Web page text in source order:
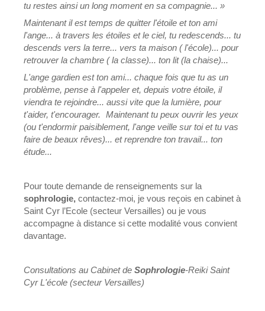
tu restes ainsi un long moment en sa compagnie... »
Maintenant il est temps de quitter l'étoile et ton ami
l'ange... à travers les étoiles et le ciel, tu redescends... tu
descends vers la terre... vers ta maison ( l'école)... pour
retrouver la chambre ( la classe)... ton lit (la chaise)...
L'ange gardien est ton ami... chaque fois que tu as un
problème, pense à l'appeler et, depuis votre étoile, il
viendra te rejoindre... aussi vite que la lumière, pour
t'aider, t'encourager. Maintenant tu peux ouvrir les yeux
(ou t'endormir paisiblement, l'ange veille sur toi et tu vas
faire de beaux rêves)... et reprendre ton travail... ton
étude...
Pour toute demande de renseignements sur la
sophrologie, contactez-moi, je vous reçois en cabinet à
Saint Cyr l’Ecole (secteur Versailles) ou je vous
accompagne à distance si cette modalité vous convient
davantage.
Consultations au Cabinet de Sophrologie-Reiki Saint
Cyr L'école (secteur Versailles)